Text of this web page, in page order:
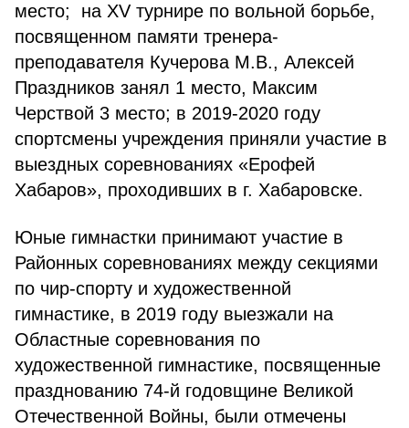
место; на XV турнире по вольной борьбе,
посвященном памяти тренера-
преподавателя Кучерова М.В., Алексей
Праздников занял 1 место, Максим
Черствой 3 место; в 2019-2020 году
спортсмены учреждения приняли участие в
выездных соревнованиях «Ерофей
Хабаров», проходивших в г. Хабаровске.
Юные гимнастки принимают участие в
Районных соревнованиях между секциями
по чир-спорту и художественной
гимнастике, в 2019 году выезжали на
Областные соревнования по
художественной гимнастике, посвященные
празднованию 74-й годовщине Великой
Отечественной Войны, были отмечены